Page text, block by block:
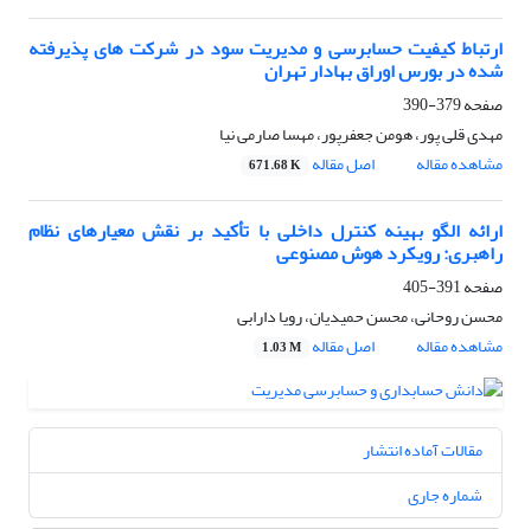
ارتباط کیفیت حسابرسی و مدیریت سود در شرکت های پذیرفته
شده در بورس اوراق بهادار تهران
صفحه379-390
مهدی قلی پور، هومن جعفرپور، مهسا صارمی نیا
مشاهده مقاله
اصل مقاله 671.68 K
ارائه الگو بهینه کنترل داخلی با تأکید بر نقش معیارهای نظام
راهبری: رویکرد هوش مصنوعی
صفحه391-405
محسن روحانی، محسن حمیدیان، رویا دارابی
مشاهده مقاله
اصل مقاله 1.03 M
مقالات آماده انتشار
شماره جاری